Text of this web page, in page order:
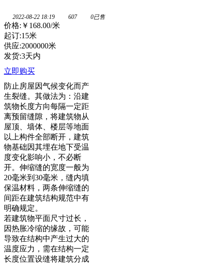
2022-08-22 18:19 607 0已售
价格: ￥168.00/米
起订:15米
供应:2000000米
发货:3天内
立即购买
防止房屋因气候变化而产
生裂缝。其做法为：沿建
筑物长度方向每隔一定距
离预留缝隙，将建筑物从
屋顶、墙体、楼层等地面
以上构件全部断开，建筑
物基础因其埋在地下受温
度变化影响小，不必断
开。伸缩缝的宽度一般为
20毫米到30毫米，缝内填
保温材料，两条伸缩缝的
间距在建筑结构规范中有
明确规定。
若建筑物平面尺寸过长，
因热胀冷缩的缘故，可能
导致在结构中产生过大的
温度应力，需在结构一定
长度位置设缝将建筑分成